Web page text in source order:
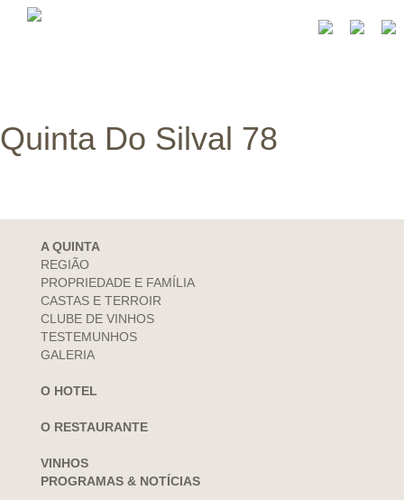
Quinta Do Silval 78
A QUINTA
REGIÃO
PROPRIEDADE E FAMÍLIA
CASTAS E TERROIR
CLUBE DE VINHOS
TESTEMUNHOS
GALERIA
O HOTEL
O RESTAURANTE
VINHOS
PROGRAMAS & NOTÍCIAS